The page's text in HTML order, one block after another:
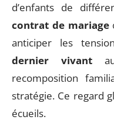
d’enfants de
contrat de mariage
anticiper les
dernier vivant
recomposition
stratégie. Ce regard
écueils.